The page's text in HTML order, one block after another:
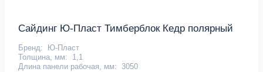
Сайдинг Ю-Пласт Тимберблок Кедр полярный
Бренд:
Ю-Пласт
Толщина, мм:
1,1
Длина панели рабочая, мм:
3050